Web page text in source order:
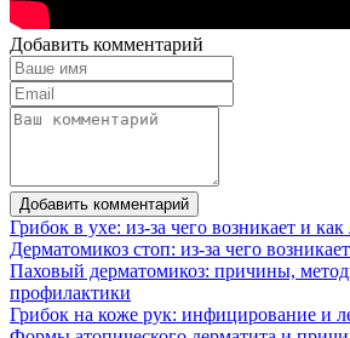
Добавить комментарий
Добавить комментарий
Грибок в ухе: из-за чего возникает и как
Дерматомикоз стоп: из-за чего
Паховый дерматомикоз: причины,
профилактики
Грибок на коже рук: инфицирование и